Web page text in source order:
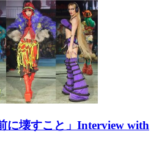
に壊すこと」Interview with